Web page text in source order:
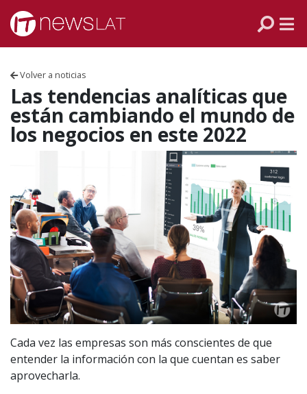
Skip to content
Volver a noticias
Las tendencias analíticas que
están cambiando el mundo de
los negocios en este 2022
Cada vez las empresas son más conscientes de que
entender la información con la que cuentan es saber
aprovecharla.
ECUADOR
CHILE
ARGENTINA
MÉXICO